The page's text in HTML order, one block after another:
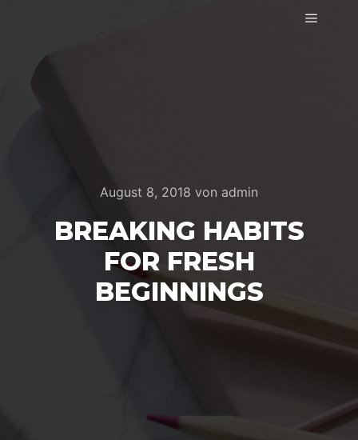
August 8, 2018 von admin
BREAKING HABITS
FOR FRESH
BEGINNINGS